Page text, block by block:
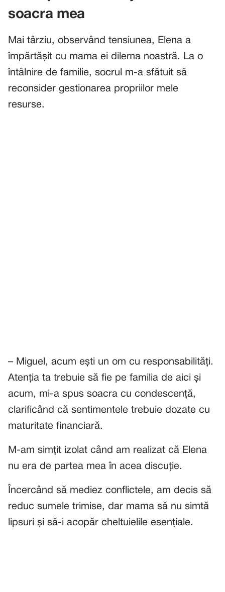
soacra mea
Mai târziu, observând tensiunea, Elena a
împărtășit cu mama ei dilema noastră. La o
întâlnire de familie, socrul m-a sfătuit să
reconsider gestionarea propriilor mele
resurse.
– Miguel, acum ești un om cu responsabilități.
Atenția ta trebuie să fie pe familia de aici și
acum, mi-a spus soacra cu condescență,
clarificând că sentimentele trebuie dozate cu
maturitate financiară.
M-am simțit izolat când am realizat că Elena
nu era de partea mea în acea discuție.
Încercând să mediez conflictele, am decis să
reduc sumele trimise, dar mama să nu simtă
lipsuri și să-i acopăr cheltuielile esențiale.